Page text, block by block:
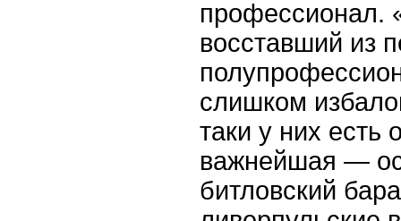
профессионал.
восставший из
слишком
таки у них
важнейшая —
битловский